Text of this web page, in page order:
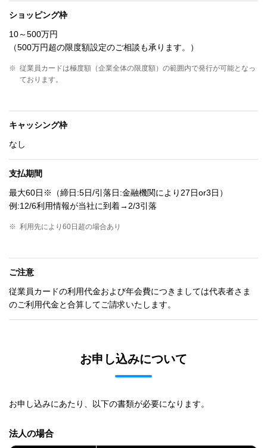
ショッピング枠
10～500万円
（500万円超の限度額設定のご相談も承ります。）
※ 従業員カードは極度額（企業全体の限度額）の範囲内で発行が可能となっ
ております。
キャッシング枠
なし
支払期間
最大60日※（締日:5日/引落日:金融機関により27日or3日）
例:12/6利用情報が当社に到着→2/3引落
※ 利用先により60日超の場合あり
ご注意
従業員カードの利用代金および年会費につきましては代表者さま
のご利用代金と合算してご請求いたします。
お申し込みについて
お申し込みにあたり、以下の書類が必要になります。
法人の場合